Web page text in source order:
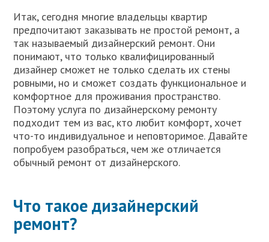
Итак, сегодня многие владельцы квартир
предпочитают заказывать не простой ремонт, а
так называемый дизайнерский ремонт. Они
понимают, что только квалифицированный
дизайнер сможет не только сделать их стены
ровными, но и сможет создать функциональное и
комфортное для проживания пространство.
Поэтому услуга по дизайнерскому ремонту
подходит тем из вас, кто любит комфорт, хочет
что-то индивидуальное и неповторимое. Давайте
попробуем разобраться, чем же отличается
обычный ремонт от дизайнерского.
Что такое дизайнерский
ремонт?